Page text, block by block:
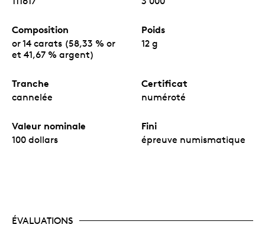
Composition
or 14 carats (58,33 % or
et 41,67 % argent)
Poids
12 g
Tranche
cannelée
Certificat
numéroté
Valeur nominale
100 dollars
Fini
épreuve numismatique
ÉVALUATIONS